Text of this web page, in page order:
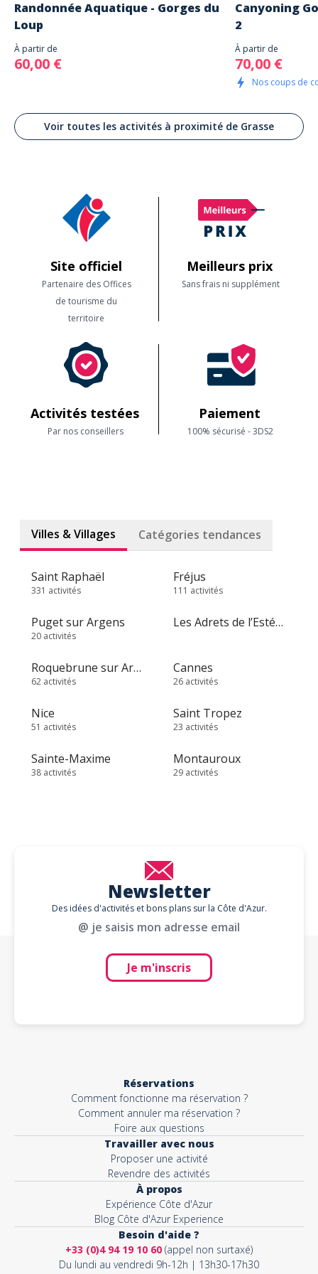
Randonnée Aquatique - Gorges du
Loup
À partir de
60,00 €
Canyoning
2
À partir de
70,00 €
Nos coups de
Voir toutes les activités à proximité de Grasse
Site officiel
Partenaire des Offices
de tourisme du
territoire
Meilleurs prix
Sans frais ni supplément
Activités testées
Par nos conseillers
Paiement
100% sécurisé - 3DS2
Villes & Villages Catégories tendances
Saint Raphaël
331 activités
Fréjus
111 activités
Puget sur Argens
20 activités
Les Adrets de l’Estérel
Roquebrune sur Argens
62 activités
Cannes
26 activités
Nice
51 activités
Saint Tropez
23 activités
Sainte-Maxime
38 activités
Montauroux
29 activités
Newsletter
Des idées d'activités et bons plans sur la Côte d'Azur.
@ je saisis mon adresse email
Je m'inscris
Réservations
Comment fonctionne ma réservation ?
Comment annuler ma réservation ?
Foire aux questions
Travailler avec nous
Proposer une activité
Revendre des activités
À propos
Expérience Côte d'Azur
Blog Côte d'Azur Experience
Besoin d'aide ?
+33 (0)4 94 19 10 60 (appel non surtaxé)
Du lundi au vendredi 9h-12h | 13h30-17h30